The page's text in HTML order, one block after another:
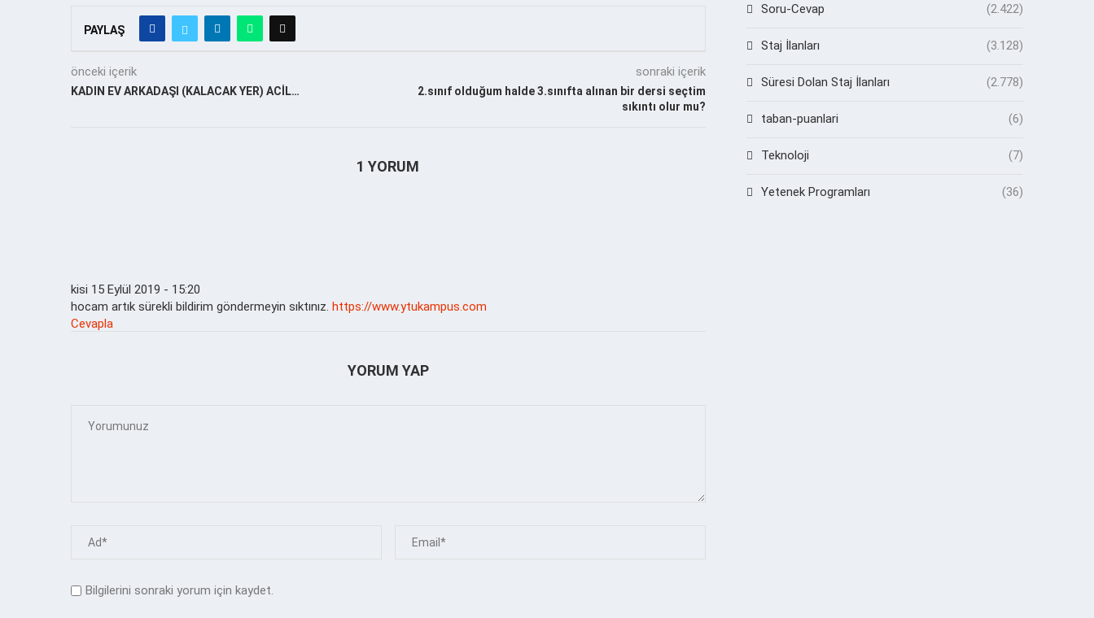
PAYLAŞ
önceki içerik
KADIN EV ARKADAŞI (KALACAK YER) ACİL…
sonraki içerik
2.sınıf olduğum halde 3.sınıfta alınan bir dersi seçtim
sıkıntı olur mu?
1 YORUM
kisi 15 Eylül 2019 - 15:20
hocam artık sürekli bildirim göndermeyin sıktınız. https://www.ytukampus.com
Cevapla
YORUM YAP
Bilgilerini sonraki yorum için kaydet.
Soru-Cevap (2.422)
Staj İlanları (3.128)
Süresi Dolan Staj İlanları (2.778)
taban-puanlari (6)
Teknoloji (7)
Yetenek Programları (36)